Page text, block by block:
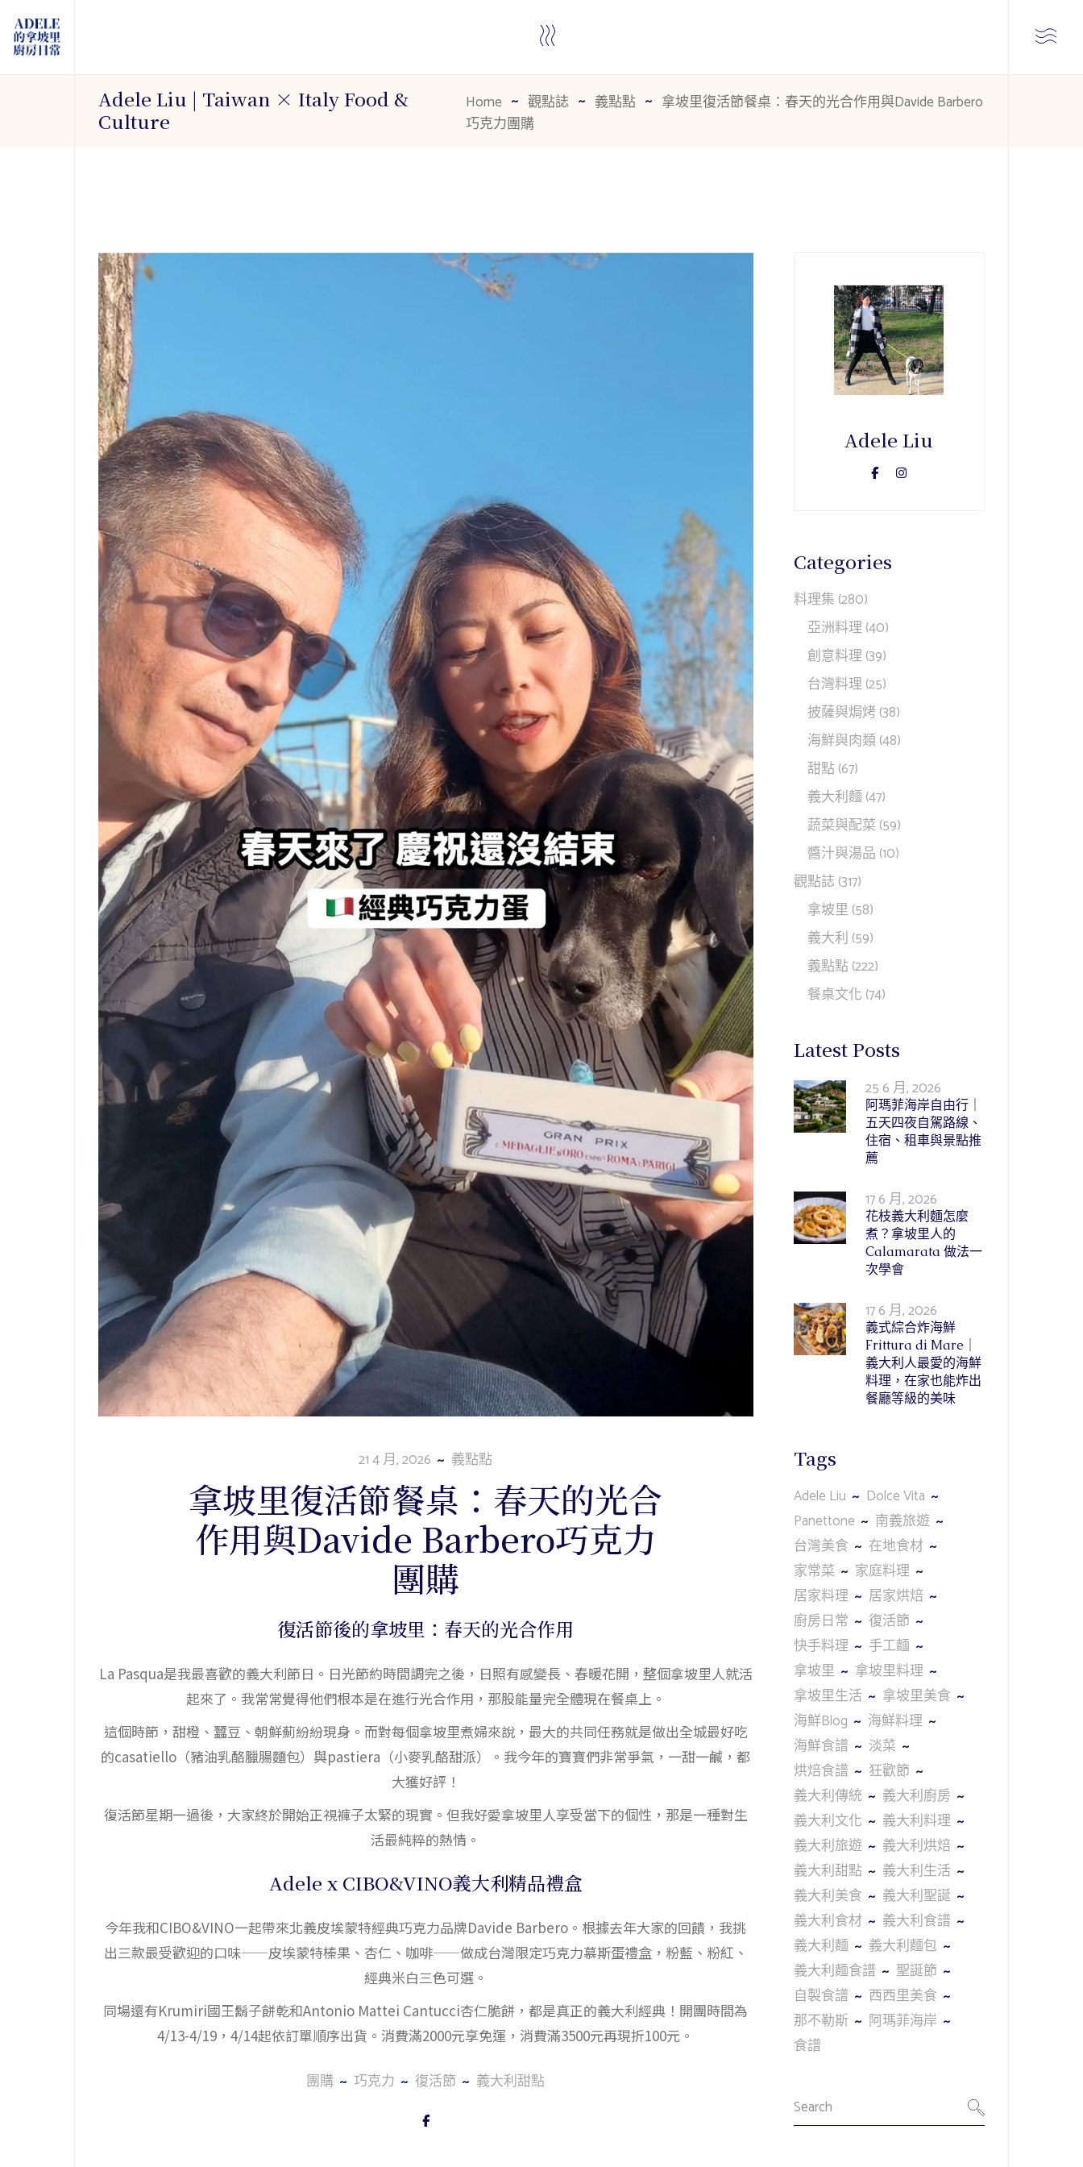
Adele Liu | Taiwan × Italy Food &
Culture
Home 觀點誌 義點點
拿坡里復活節餐桌：春天的光合作用與Davide Barbero
巧克力團購
21 4 月, 2026 義點點
拿坡里復活節餐桌：春天的光合
作用與Davide Barbero巧克力
團購
復活節後的拿坡里：春天的光合作用
La Pasqua是我最喜歡的義大利節日。日光節約時間調完之後，日照有感變長、春暖花開，整個拿坡里人就活
起來了。我常常覺得他們根本是在進行光合作用，那股能量完全體現在餐桌上。
這個時節，甜橙、蠶豆、朝鮮薊紛紛現身。而對每個拿坡里煮婦來說，最大的共同任務就是做出全城最好吃
的casatiello（豬油乳酪臘腸麵包）與pastiera（小麥乳酪甜派）。我今年的寶寶們非常爭氣，一甜一鹹，都
大獲好評！
復活節星期一過後，大家終於開始正視褲子太緊的現實。但我好愛拿坡里人享受當下的個性，那是一種對生
活最純粹的熱情。
Adele x CIBO&VINO義大利精品禮盒
今年我和CIBO&VINO一起帶來北義皮埃蒙特經典巧克力品牌Davide Barbero。根據去年大家的回饋，我挑
出三款最受歡迎的口味——皮埃蒙特榛果、杏仁、咖啡——做成台灣限定巧克力慕斯蛋禮盒，粉藍、粉紅、
經典米白三色可選。
同場還有Krumiri國王鬍子餅乾和Antonio Mattei Cantucci杏仁脆餅，都是真正的義大利經典！開團時間為
4/13-4/19，4/14起依訂單順序出貨。消費滿2000元享免運，消費滿3500元再現折100元。
團購 巧克力 復活節 義大利甜點
Adele Liu
Categories
料理集 (280)
亞洲料理(40)
創意料理(39)
台灣料理(25)
披薩與焗烤(38)
海鮮與肉類 (48)
甜點(67)
義大利麵 (47)
蔬菜與配菜 (59)
醬汁與湯品 (10)
觀點誌 (317)
拿坡里 (58)
義大利 (59)
義點點(222)
餐桌文化 (74)
Latest Posts
25 6 月, 2026
阿瑪菲海岸自由行｜
五天四夜自駕路線、
住宿、租車與景點推
薦
17 6 月, 2026
花枝義大利麵怎麼
煮？拿坡里人的
Calamarata 做法一
次學會
17 6 月, 2026
義式綜合炸海鮮
Frittura di Mare｜
義大利人最愛的海鮮
料理，在家也能炸出
餐廳等級的美味
Tags
Adele Liu
Dolce Vita
Panettone
南義旅遊
台灣美食
在地食材
家常菜
家庭料理
居家料理
居家烘焙
廚房日常
復活節
快手料理
手工麵
拿坡里
拿坡里料理
拿坡里生活
拿坡里美食
海鮮Blog
海鮮料理
海鮮食譜
淡菜
烘焙食譜
狂歡節
義大利傳統
義大利廚房
義大利文化
義大利料理
義大利旅遊
義大利烘焙
義大利甜點
義大利生活
義大利美食
義大利聖誕
義大利食材
義大利食譜
義大利麵
義大利麵包
義大利麵食譜
聖誕節
自製食譜
西西里美食
那不勒斯
阿瑪菲海岸
食譜